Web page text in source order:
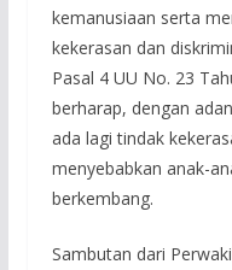
kemanusiaan serta
kekerasan dan
Pasal 4 UU No. 23
berharap, dengan
ada lagi tindak
menyebabkan anak-
berkembang.
Sambutan dari